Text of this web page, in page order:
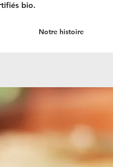
bio.
Notre histoire